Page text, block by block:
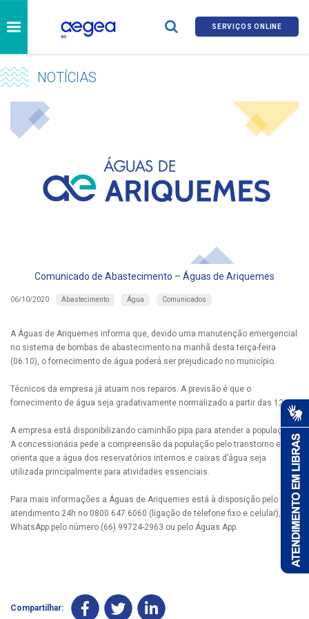
SERVIÇOS ONLINE
NOTÍCIAS
Comunicado de Abastecimento – Águas de Ariquemes
06/10/2020 Abastecimento Água Comunicados
A Águas de Ariquemes informa que, devido uma manutenção emergencial
no sistema de bombas de abastecimento na manhã desta terça-feira
(06.10), o fornecimento de água poderá ser prejudicado no município.
Técnicos da empresa já atuam nos reparos. A previsão é que o
fornecimento de água seja gradativamente normalizado a partir das 12h.
A empresa está disponibilizando caminhão pipa para atender a população.
A concessionária pede a compreensão da população pelo transtorno e
orienta que a água dos reservatórios internos e caixas d’água seja
utilizada principalmente para atividades essenciais.
Para mais informações a Águas de Ariquemes está à disposição pelo
atendimento 24h no 0800 647 6060 (ligação de telefone fixo e celular), via
WhatsApp pelo número (66) 99724-2963 ou pelo Águas App.
Compartilhar: